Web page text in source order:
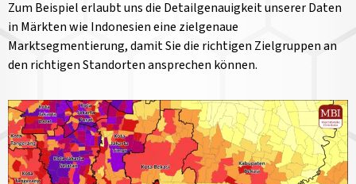
Zum Beispiel erlaubt uns die Detailgenauigkeit unserer Daten
in Märkten wie Indonesien eine zielgenaue
Marktsegmentierung, damit Sie die richtigen Zielgruppen an
den richtigen Standorten ansprechen können.